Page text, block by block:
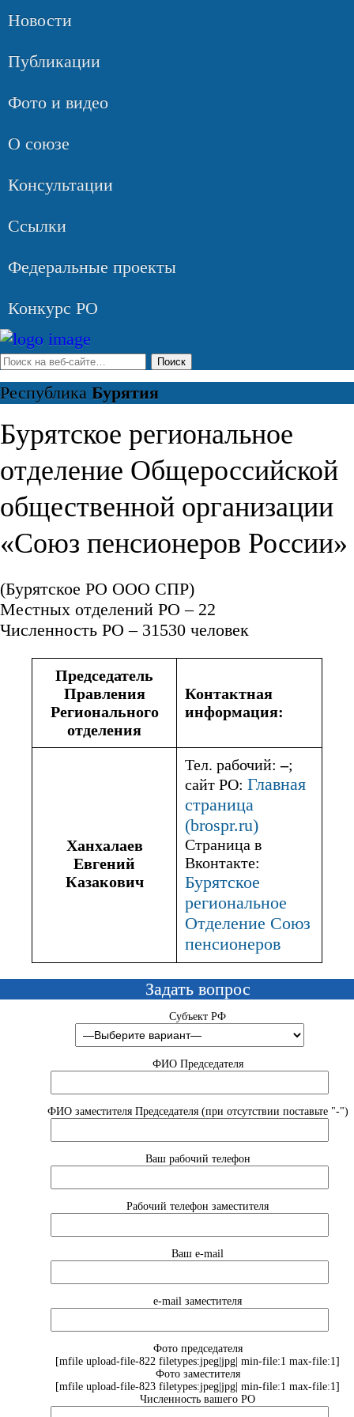
Новости
Публикации
Фото и видео
О союзе
Консультации
Ссылки
Федеральные проекты
Конкурс РО
Республика Бурятия
Бурятское региональное
отделение Общероссийской
общественной организации
«Союз пенсионеров России»
(Бурятское РО ООО СПР)
Местных отделений РО – 22
Численность РО – 31530 человек
Председатель
Правления
Регионального
отделения
Контактная
информация:
Ханхалаев
Евгений
Казакович
Тел. рабочий:–;
сайт РО: Главная
страница
(brospr.ru)
Страница в
Вконтакте:
Бурятское
региональное
Отделение Союз
пенсионеров
Задать вопрос
Субъект РФ
ФИО Председателя
ФИО заместителя Председателя (при отсутствии поставьте "-")
Ваш рабочий телефон
Рабочий телефон заместителя
Ваш e-mail
e-mail заместителя
Фото председателя
[mfile upload-file-822 filetypes:jpeg|jpg| min-file:1 max-file:1]
Фото заместителя
[mfile upload-file-823 filetypes:jpeg|jpg| min-file:1 max-file:1]
Численность вашего РО